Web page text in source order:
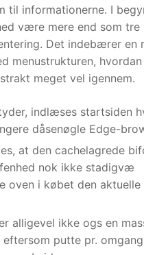
til informationerne. I
være mere end som tre
Det indebærer en
menustrukturen,
meget vel igennem.
indlæses startsiden
dåsenøgle Edge-
at den cachelagrede
nok ikke stadigvæ
oven i købet den aktuelle
alligevel ikke ogs en
eftersom putte pr.